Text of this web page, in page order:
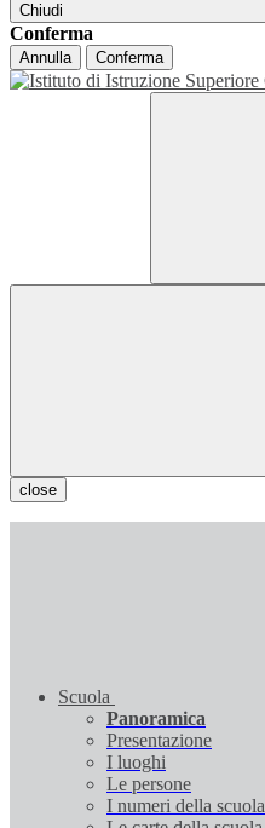
Chiudi
Conferma
Annulla Conferma
close
Scuola
Panoramica
Presentazione
I luoghi
Le persone
I numeri della scuola